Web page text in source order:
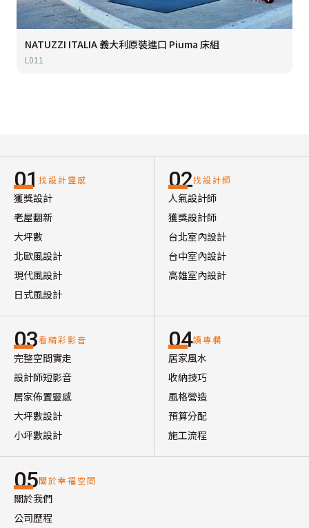
NATUZZI ITALIA 義大利原裝進口 Piuma 床組
L011
01 找設計靈感
獲獎設計
老屋翻新
大坪數
北歐風設計
現代風設計
日式風設計
02找設計師
人氣設計師
獲獎設計師
台北室內設計
台中室內設計
高雄室內設計
03看精彩影音
完整空間實走
設計師短影音
居家佈置靈感
大坪數設計
小坪數設計
04讀專欄
居家風水
收納技巧
風格營造
預算分配
施工流程
05關於幸福空間
關於我們
公司歷程